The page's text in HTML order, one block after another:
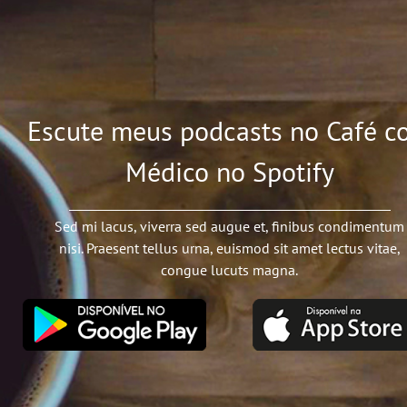
Escute meus podcasts no Café
Médico no Spotify
Sed mi lacus, viverra sed augue et, finibus condimentum
nisi. Praesent tellus urna, euismod sit amet lectus vitae,
congue lucuts magna.